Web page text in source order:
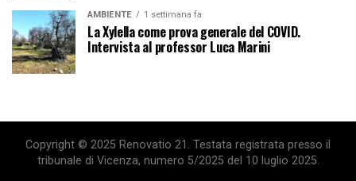
AMBIENTE 1 settimana fa
La Xylella come prova generale del COVID.
Intervista al professor Luca Marini
Copyright © 2025 Renovatio 21. Testata registrata presso il
tribunale di Vicenza, numero 5/2025 del 10 luglio 2025.